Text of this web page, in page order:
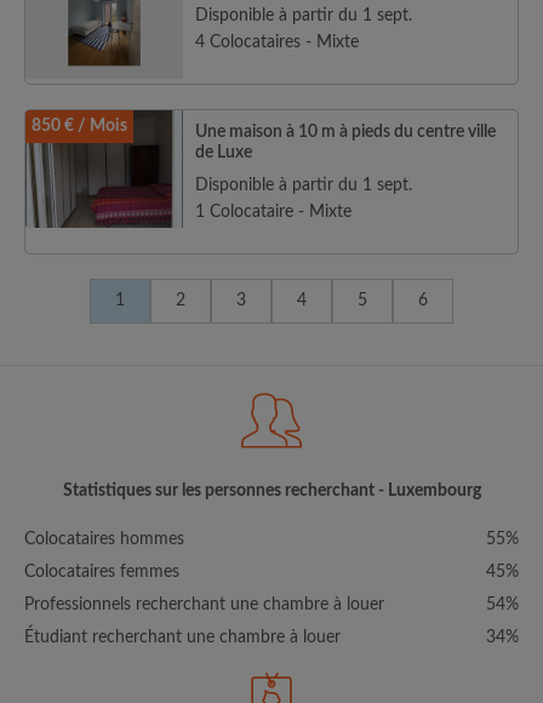
Disponible à partir du 1 sept.
4 Colocataires - Mixte
850 € / Mois
Une maison à 10 m à pieds du centre ville
de Luxe
Disponible à partir du 1 sept.
1 Colocataire - Mixte
1 2 3 4 5 6
Statistiques sur les personnes recherchant - Luxembourg
Colocataires hommes
55%
Colocataires femmes
45%
Professionnels recherchant une chambre à louer
54%
Étudiant recherchant une chambre à louer
34%